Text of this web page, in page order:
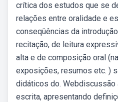
crítica dos estudos que se
relações entre oralidade e
conseqüências da
recitação, de leitura
alta e de composição oral
exposições, resumos etc. )
didáticos do. Webdiscussão
escrita, apresentando